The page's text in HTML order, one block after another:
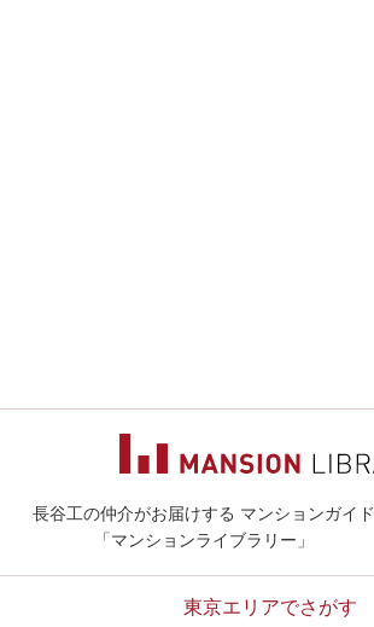
長谷工の仲介がお届けする マンションガイド
「マンションライブラリー」
東京エリアでさがす